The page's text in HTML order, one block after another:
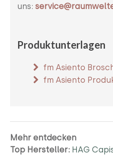
uns:
Produktunterlagen
fm Asiento
fm Asiento
Mehr entdecken
Top Hersteller: HAG